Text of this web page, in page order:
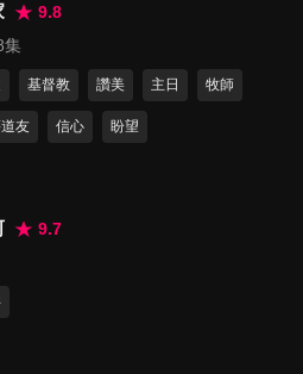
第624集 愛 幸福再臨
52分鐘
9.8
集
基督教 讚美 主日 牧師
友 信心 盼望
9.7